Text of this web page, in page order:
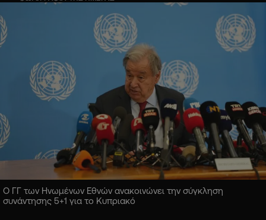
Ο ΓΓ των Ηνωμένων Εθνών ανακοινώνει την σύγκληση
συνάντησης 5+1 για το Κυπριακό